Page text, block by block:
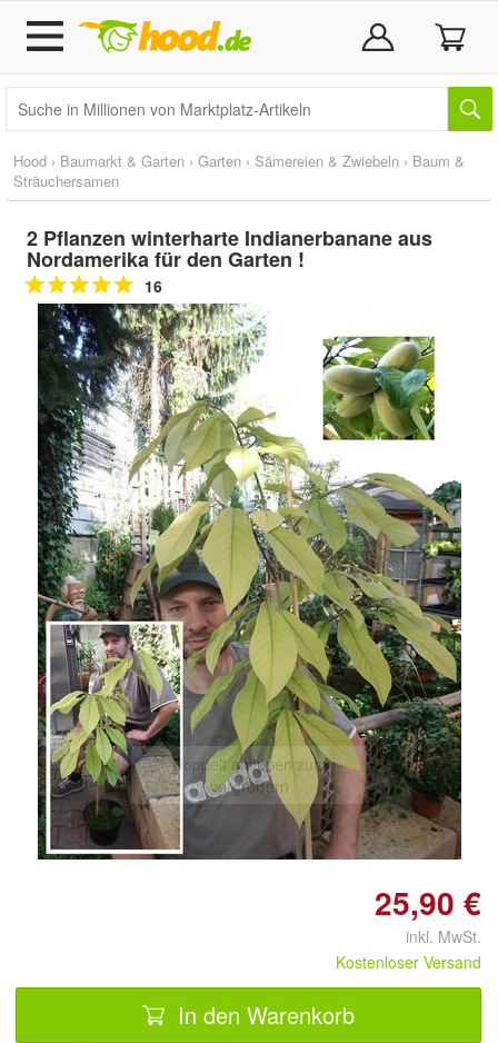
Hood › Baumarkt & Garten › Garten › Sämereien & Zwiebeln › Baum &
Sträuchersamen
2 Pflanzen winterharte Indianerbanane aus
Nordamerika für den Garten !
16
Doppelt antippen zum
vergrößern
25,90 €
inkl. MwSt.
Kostenloser Versand
In den Warenkorb